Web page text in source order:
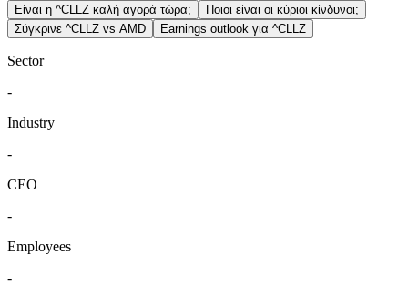
Είναι η ^CLLZ καλή αγορά τώρα;
Ποιοι είναι οι κύριοι κίνδυνοι;
Σύγκρινε ^CLLZ vs AMD
Earnings outlook για ^CLLZ
Sector
-
Industry
-
CEO
-
Employees
-